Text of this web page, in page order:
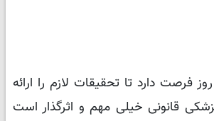
«یونس قبادی» و «افشار خالدیان» در ادامه مصاحبه خود تصریح کردند «اداره آگاهی ۲۰ روز فرصت دارد تا تحقیقات لازم را ارائه
قانونی خیلی مهم و اثرگذار است